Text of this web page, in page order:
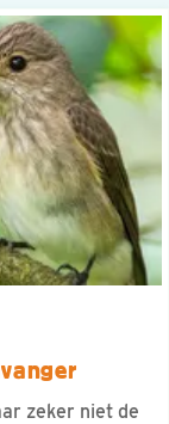
zeker niet de